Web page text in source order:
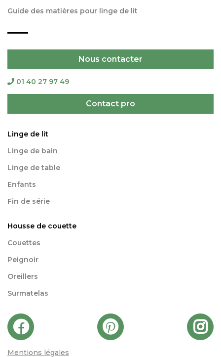
Guide des matières pour linge de lit
Nous contacter
01 40 27 97 49
Contact pro
Linge de lit
Linge de bain
Linge de table
Enfants
Fin de série
Housse de couette
Couettes
Peignoir
Oreillers
Surmatelas
Mentions légales